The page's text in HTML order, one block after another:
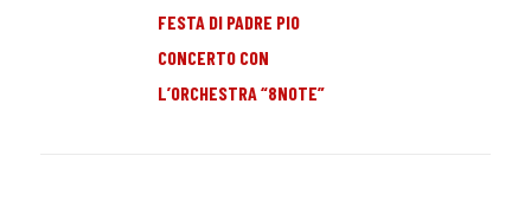
FESTA DI PADRE PIO
CONCERTO CON
L’ORCHESTRA “8NOTE”